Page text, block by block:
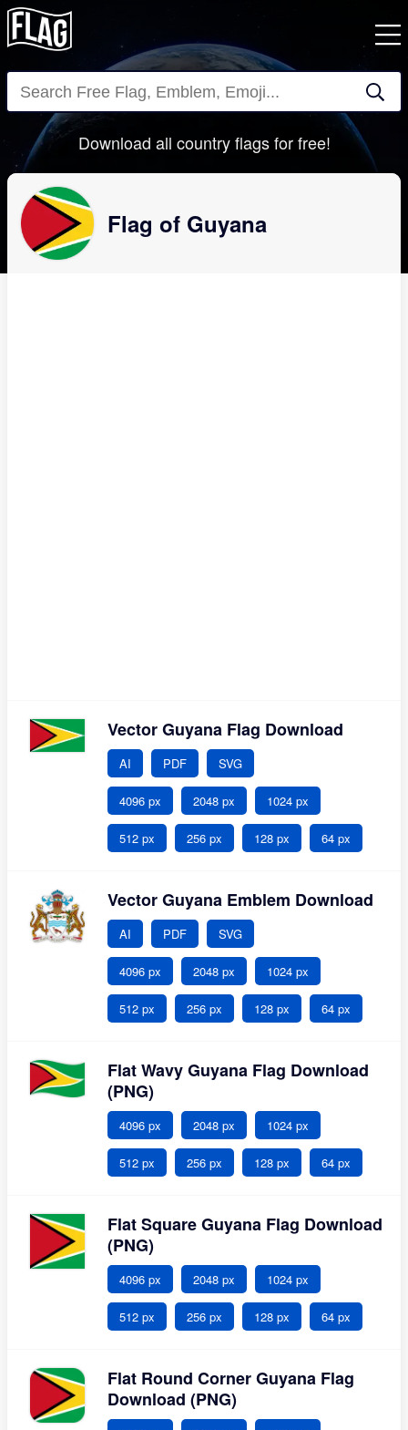
Close
Download all country flags for free!
Flag of Guyana
Vector Guyana Flag Download
AI PDF SVG
4096 px 2048 px 1024 px
512 px 256 px 128 px 64 px
Vector Guyana Emblem Download
AI PDF SVG
4096 px 2048 px 1024 px
512 px 256 px 128 px 64 px
Flat Wavy Guyana Flag Download
(PNG)
4096 px 2048 px 1024 px
512 px 256 px 128 px 64 px
Flat Square Guyana Flag Download
(PNG)
4096 px 2048 px 1024 px
512 px 256 px 128 px 64 px
Flat Round Corner Guyana Flag
Download (PNG)